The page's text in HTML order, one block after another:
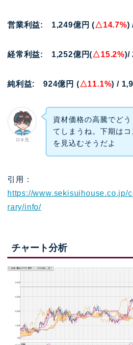
営業利益: 1,249億円 (△14.7%)
経常利益: 1,252億円(△15.2%)/
純利益: 924億円 (△11.1%) /
ロキ兄
資材価格の高騰でど
てしまうね。下期は
を見込むそうだよ
引用：
https://www.sekisuihouse.co.jp/
rary/info/
チャート分析